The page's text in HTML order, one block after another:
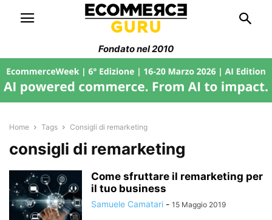
Fondato nel 2010
Home Tags Consigli di remarketing
consigli di remarketing
Come sfruttare il remarketing per
il tuo business
Samuele Camatari - 15 Maggio 2019